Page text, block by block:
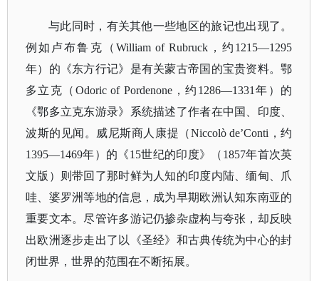
与此同时，有关其他一些地区的旅记也出现了。
例如卢布鲁克（ William of Rubruck，约1215—1295
年）的《东方行记》是有关蒙古帝国的宝贵资料。鄂
多立克（Odoric of Pordenone，约1286—1331年）的
《鄂多立克东游录》系统描述了作者在中国、印度、
波斯的见闻。威尼斯商人康提（Niccolò de’Conti，约
1395—1469年）的《15世纪的印度》（1857年首次英
文版）则带回了那时鲜为人知的印度内陆、缅甸、爪
哇、婆罗洲等地的信息，成为早期欧洲认知东南亚的
重要文本。尽管许多游记仍掺杂虚构与夸张，却反映
出欧洲逐步走出了以《圣经》和古典传统为中心的封
闭世界，世界的范围在不断拓展。